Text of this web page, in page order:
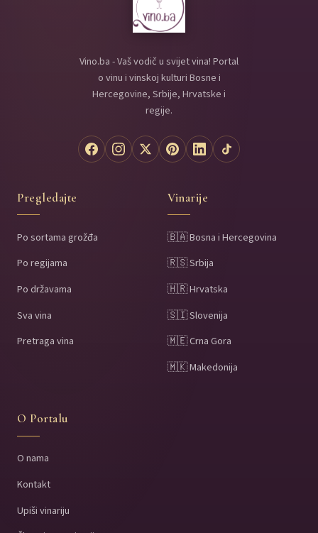
Vino.ba - Vaš vodič u svijet vina! Portal
o vinu i vinskoj kulturi Bosne i
Hercegovine, Srbije, Hrvatske i
regije.
Pregledajte
Po sortama grožđa
Po regijama
Po državama
Sva vina
Pretraga vina
Vinarije
🇧🇦 Bosna i Hercegovina
🇷🇸 Srbija
🇭🇷 Hrvatska
🇸🇮 Slovenija
🇲🇪 Crna Gora
🇲🇰 Makedonija
O Portalu
O nama
Kontakt
Upiši vinariju